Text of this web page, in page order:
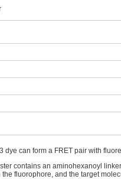
dye can form a FRET pair with
contains an aminohexanoyl l
fluorophore, and the target